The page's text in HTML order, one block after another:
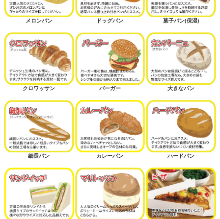
メロンパン ドッグパン 菓子パン(保湿)
クロワッサン バーガー 大きなパン
細長パン カレーパン ハードパン